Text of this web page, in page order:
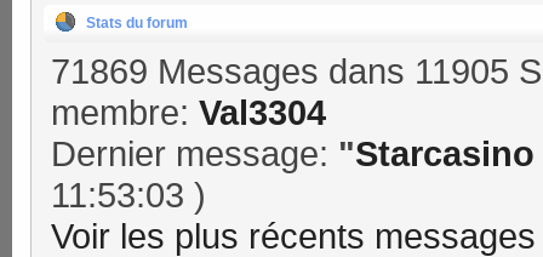
Stats du forum
71869 Messages dans 11905
membre: Val3304
Dernier message: "
11:53:03 )
Voir les plus récents